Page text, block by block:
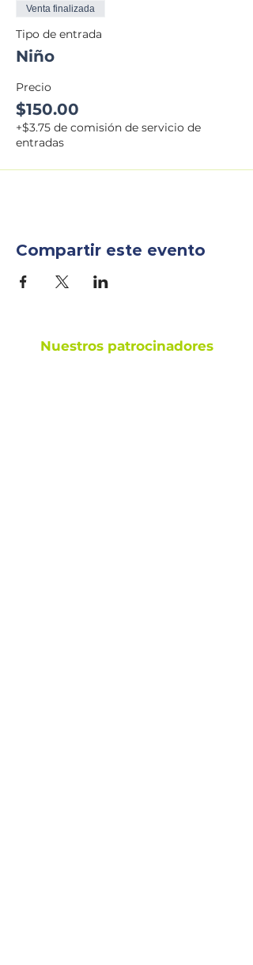
Venta finalizada
Tipo de entrada
Niño
Precio
$150.00
+$3.75 de comisión de servicio de
entradas
Compartir este evento
Nuestros patrocinadores